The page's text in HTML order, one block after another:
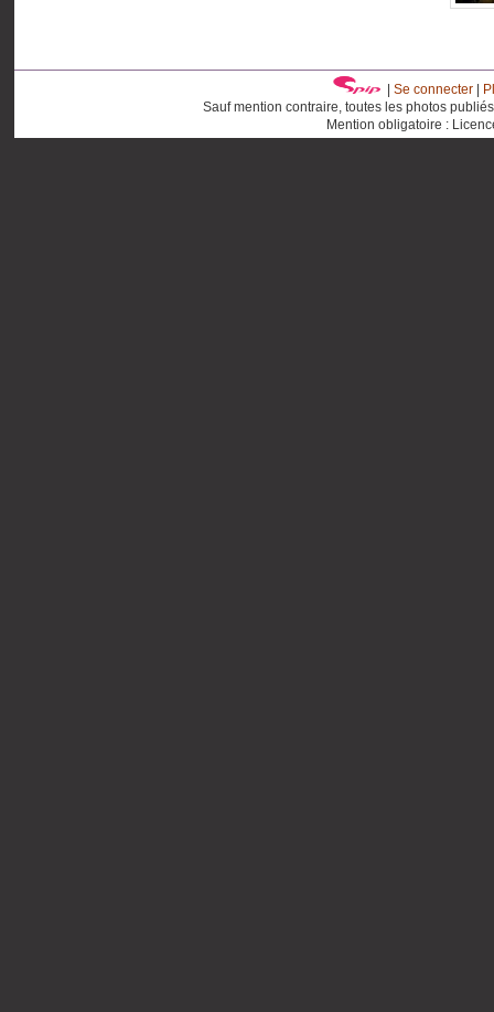
Se connecter|
Sauf mention contraire, toutes les photos
Mention obligatoire :